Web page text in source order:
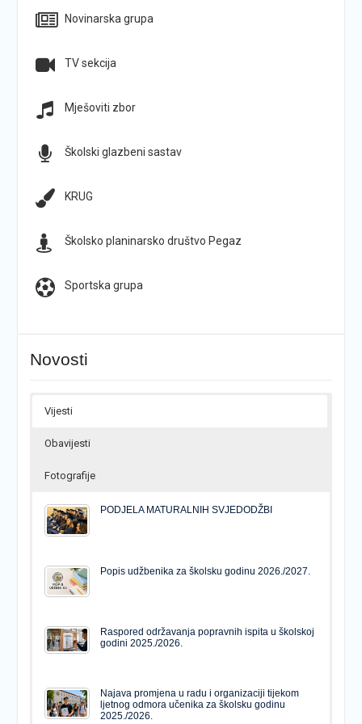
Novinarska grupa
TV sekcija
Mješoviti zbor
Školski glazbeni sastav
KRUG
Školsko planinarsko društvo Pegaz
Sportska grupa
Novosti
Vijesti
Obavijesti
Fotografije
PODJELA MATURALNIH SVJEDODŽBI
Popis udžbenika za školsku godinu 2026./2027.
Raspored održavanja popravnih ispita u školskoj
godini 2025./2026.
Najava promjena u radu i organizaciji tijekom
ljetnog odmora učenika za školsku godinu
2025./2026.